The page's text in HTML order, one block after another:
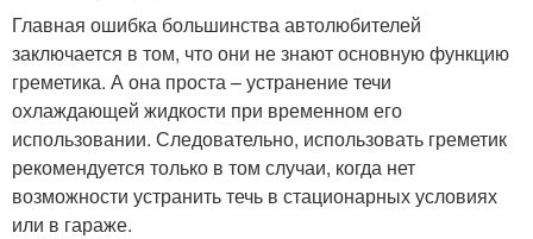
Главная ошибка большинства автолюбителей
заключается в том, что они не знают основную функцию
греметика. А она проста – устранение течи
охлаждающей жидкости при временном его
использовании. Следовательно, использовать греметик
рекомендуется только в том случаи, когда нет
возможности устранить течь в стационарных условиях
или в гараже.